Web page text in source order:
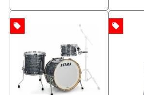
local_offer OFFERTA local_offer